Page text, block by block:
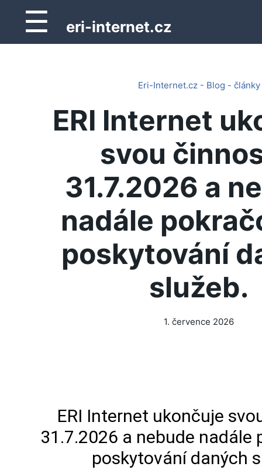
☰ eri-internet.cz
Eri-Internet.cz - Blog - články
ERI Internet
svou
31.7.2026 a
nadále
poskytování
služeb.
1. července 2026
ERI Internet ukončuje
31.7.2026 a nebude nadále
poskytování daných